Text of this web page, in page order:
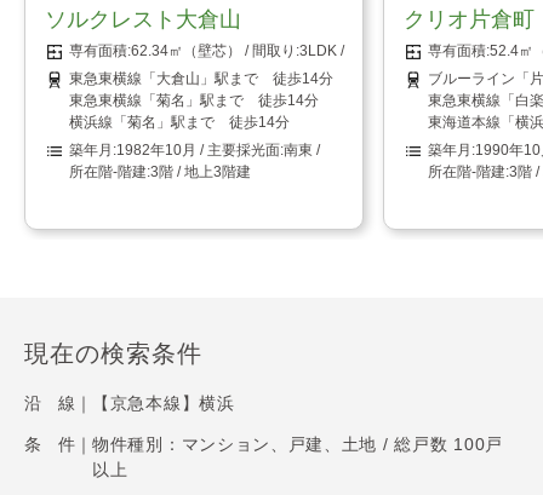
ソルクレスト大倉山
62.34㎡（壁芯）
3LDK
東急東横線「大倉山」駅まで 徒歩14分
東急東横線「菊名」駅まで 徒歩14分
横浜線「菊名」駅まで 徒歩14分
1982年10月
南東
3階 / 地上3階建
クリオ片倉
52.4㎡
ブルーライン「
東急東横線「白
東海道本線「横
1990年10
3階 /
現在の検索条件
沿 線｜ 【京急本線】横浜
条 件｜ 物件種別：マンション、戸建、土地 / 総戸数 100戸
以上